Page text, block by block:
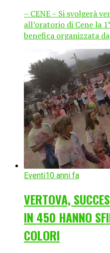
– CENE – Si svolgerà
all’oratorio di Cene la
benefica organizzata
Eventi10 anni fa
VERTOVA,
IN 450 HANNO
COLORI